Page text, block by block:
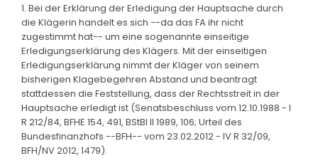
1. Bei der Erklärung der Erledigung der Hauptsache durch
die Klägerin handelt es sich --da das FA ihr nicht
zugestimmt hat-- um eine sogenannte einseitige
Erledigungserklärung des Klägers. Mit der einseitigen
Erledigungserklärung nimmt der Kläger von seinem
bisherigen Klagebegehren Abstand und beantragt
stattdessen die Feststellung, dass der Rechtsstreit in der
Hauptsache erledigt ist (Senatsbeschluss vom 12.10.1988 - I
R 212/84, BFHE 154, 491, BStBl II 1989, 106; Urteil des
Bundesfinanzhofs --BFH-- vom 23.02.2012 - IV R 32/09,
BFH/NV 2012, 1479).